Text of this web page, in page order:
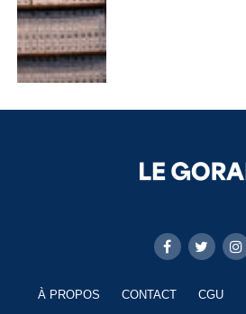
À PROPOS CONTACT CGU